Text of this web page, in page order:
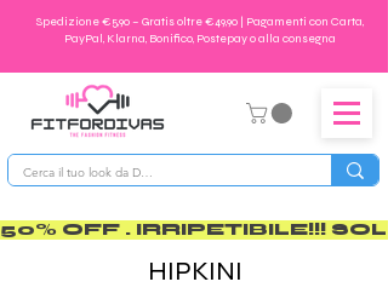
Spedizione €5,90 – Gratis oltre €49,90 | Pagamenti con Carta,
PayPal, Klarna, Bonifico, Postepay o alla consegna
50% OFF . IRRIPETIBILE!!!
HIPKINI